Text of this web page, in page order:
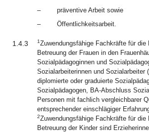
–
präventive Arbeit sowie
–
Öffentlichkeitsarbeit.
1.4.3 1Zuwendungsfähige Fachkräfte für die
Betreuung der Frauen in den
Sozialpädagoginnen und
Sozialarbeiterinnen und Sozialarbeiter
diplomierte oder graduierte
Sozialpädagogen, BA-Abschluss
Personen mit fachlich vergleichbarer
entsprechender einschlägiger
2Zuwendungsfähige Fachkräfte für die
Betreuung der Kinder sind